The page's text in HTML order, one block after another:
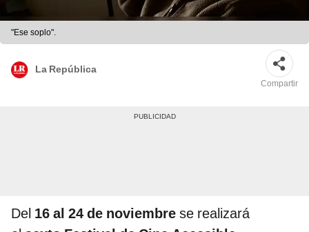
"Ese soplo".
La República
Compartir
Del 16 al 24 de noviembre se realizará